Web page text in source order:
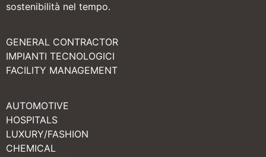
sostenibilità nel tempo.
GENERAL CONTRACTOR
IMPIANTI TECNOLOGICI
FACILITY MANAGEMENT
AUTOMOTIVE
HOSPITALS
LUXURY/FASHION
CHEMICAL